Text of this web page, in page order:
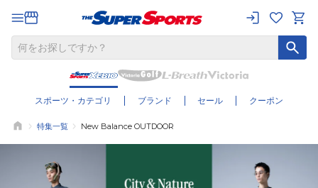
スポーツ・カテゴリ ブランド セール クーポン
特集一覧 New Balance OUTDOOR